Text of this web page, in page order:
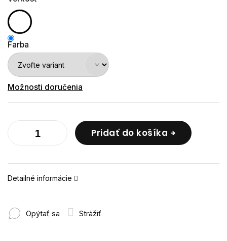
Farba
Možnosti doručenia
Pridať do košíka
Detailné informácie
Opýtať sa Strážiť